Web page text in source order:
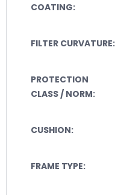
COATING:
FILTER CURVATURE:
PROTECTION
CLASS / NORM:
CUSHION:
FRAME TYPE: